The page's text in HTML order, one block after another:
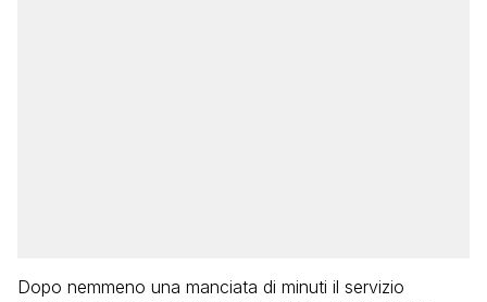
Dopo nemmeno una manciata di minuti il servizio